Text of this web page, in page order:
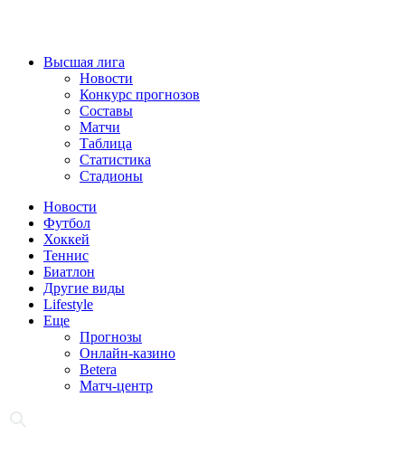
Высшая лига
Новости
Конкурс прогнозов
Составы
Матчи
Таблица
Статистика
Стадионы
Новости
Футбол
Хоккей
Теннис
Биатлон
Другие виды
Lifestyle
Еще
Прогнозы
Онлайн-казино
Betera
Матч-центр